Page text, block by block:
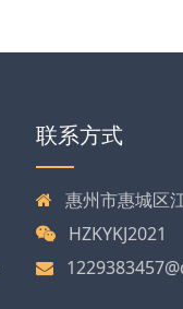
联系方式
惠州市惠城区
HZKYKJ2021